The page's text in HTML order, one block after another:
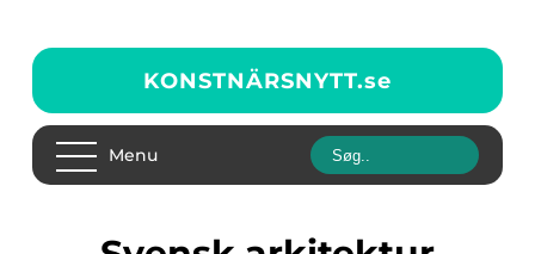
KONSTNÄRSNYTT.se
Menu